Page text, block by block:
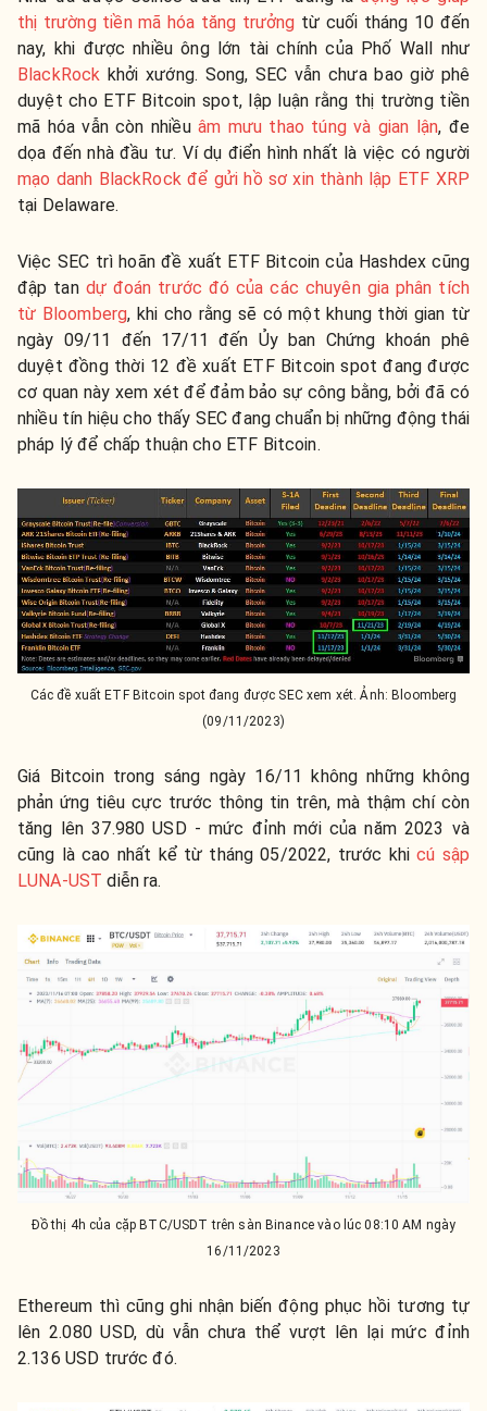
thị trường tiền mã hóa tăng trưởng từ cuối tháng 10 đến
nay, khi được nhiều ông lớn tài chính của Phố Wall như
BlackRock khởi xướng. Song, SEC vẫn chưa bao giờ phê
duyệt cho ETF Bitcoin spot, lập luận rằng thị trường tiền
mã hóa vẫn còn nhiều âm mưu thao túng và gian lận, đe
dọa đến nhà đầu tư. Ví dụ điển hình nhất là việc có người
mạo danh BlackRock để gửi hồ sơ xin thành lập ETF XRP
tại Delaware.
Việc SEC trì hoãn đề xuất ETF Bitcoin của Hashdex cũng
đập tan dự đoán trước đó của các chuyên gia phân tích
từ Bloomberg, khi cho rằng sẽ có một khung thời gian từ
ngày 09/11 đến 17/11 đến Ủy ban Chứng khoán phê
duyệt đồng thời 12 đề xuất ETF Bitcoin spot đang được
cơ quan này xem xét để đảm bảo sự công bằng, bởi đã có
nhiều tín hiệu cho thấy SEC đang chuẩn bị những động thái
pháp lý để chấp thuận cho ETF Bitcoin.
Các đề xuất ETF Bitcoin spot đang được SEC xem xét. Ảnh: Bloomberg
(09/11/2023)
Giá Bitcoin trong sáng ngày 16/11 không những không
phản ứng tiêu cực trước thông tin trên, mà thậm chí còn
tăng lên 37.980 USD - mức đỉnh mới của năm 2023 và
cũng là cao nhất kể từ tháng 05/2022, trước khicú sập
LUNA-UST diễn ra.
Đồ thị 4h của cặp BTC/USDT trên sàn Binance vào lúc 08:10 AM ngày
16/11/2023
Ethereum thì cũng ghi nhận biến động phục hồi tương tự
lên 2.080 USD, dù vẫn chưa thể vượt lên lại mức đỉnh
2.136 USD trước đó.